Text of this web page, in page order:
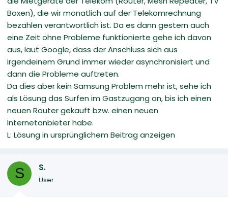
Boxen), die wir monatlich auf der Telekomrechnung
bezahlen verantwortlich ist. Da es dann gestern auch
eine Zeit ohne Probleme funktionierte gehe ich davon
aus, laut Google, dass der Anschluss sich aus
irgendeinem Grund immer wieder asynchronisiert und
dann die Probleme auftreten.
Da dies aber kein Samsung Problem mehr ist, sehe ich
als Lösung das Surfen im Gastzugang an, bis ich einen
neuen Router gekauft bzw. einen neuen
Internetanbieter habe.
L: Lösung in ursprünglichem Beitrag anzeigen
S S.
User